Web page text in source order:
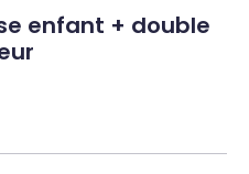
enfant + double